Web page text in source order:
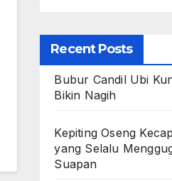
Recent Posts
Bubur Candil Ubi
Bikin Nagih
Kepiting Oseng
yang Selalu
Suapan